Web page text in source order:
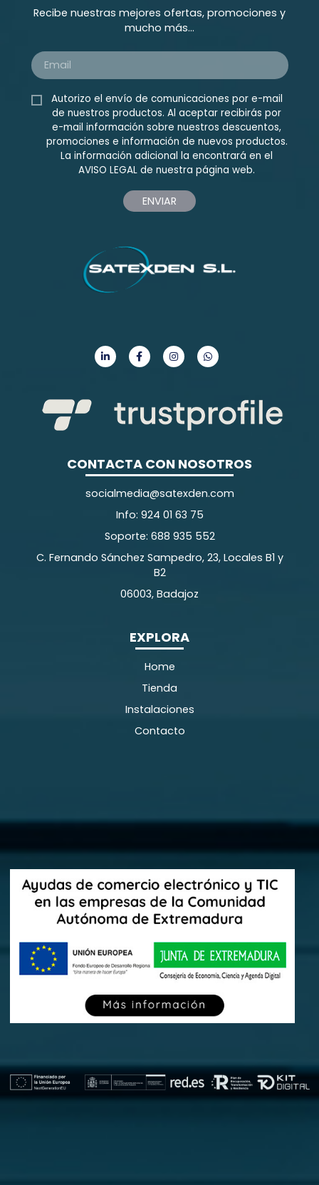
Recibe nuestras mejores ofertas, promociones y
mucho más...
Autorizo el envío de comunicaciones por e-mail
de nuestros productos. Al aceptar recibirás por
e-mail información sobre nuestros descuentos,
promociones e información de nuevos productos.
La información adicional la encontrará en el
AVISO LEGAL de nuestra página web.
ENVIAR
EXPLORA
Home
Tienda
Instalaciones
Contacto
CONTACTA CON NOSOTROS
socialmedia@satexden.com
Info: 924 01 63 75
Soporte: 688 935 552
C. Fernando Sánchez Sampedro, 23, Locales B1 y
B2
06003, Badajoz